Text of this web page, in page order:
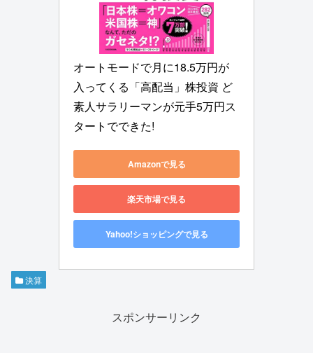
オートモードで月に18.5万円が
入ってくる「高配当」株投資 ど
素人サラリーマンが元手5万円ス
タートでできた!
Amazonで見る
楽天市場で見る
Yahoo!ショッピングで見る
決算
スポンサーリンク